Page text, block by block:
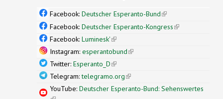
Facebook: Deutscher Esperanto-Bund(link is
external)
Facebook: Deutscher Esperanto-Kongress(link is
Facebook: Luminesk'(link is external)
Instagram: esperantobund(link is external)
Twitter: Esperanto_D(link is external)
Telegram:telegramo.org(link is external)
YouTube: Deutscher Esperanto-Bund: Sehenswertes